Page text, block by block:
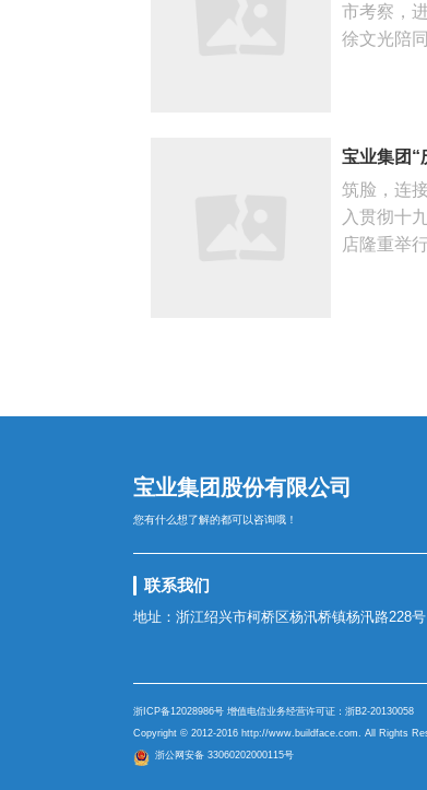
市考察，
徐文光陪
宝业集团“
筑脸，连
入贯彻十
店隆重举
宝业集团股份有限公司
您有什么想了解的都可以咨询哦！
联系我们
地址：浙江绍兴市柯桥区杨汛桥镇杨汛路228号
浙ICP备12028986号 增值电信业务经营许可证： 浙B2-20130058
Copyright © 2012-2016 http://www.buildface.com . All Rights
浙公网安备 33060202000115号